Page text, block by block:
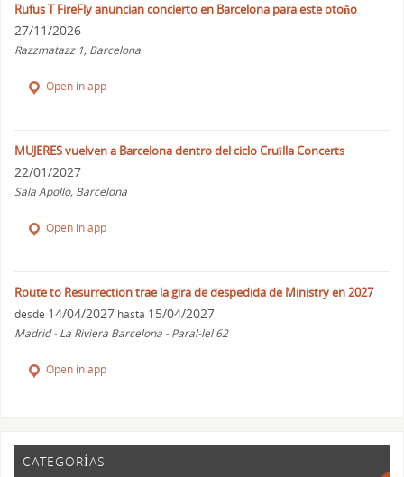
Rufus T FireFly anuncian concierto en Barcelona para este otoño
27/11/2026
Razzmatazz 1, Barcelona
Open in app
MUJERES vuelven a Barcelona dentro del ciclo Cruïlla Concerts
22/01/2027
Sala Apollo, Barcelona
Open in app
Route to Resurrection trae la gira de despedida de Ministry en 2027
desde 14/04/2027 hasta 15/04/2027
Madrid - La Riviera Barcelona - Paral-lel 62
Open in app
CATEGORÍAS